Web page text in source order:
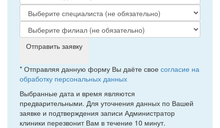
Отправить заявку
* Отправляя данную форму Вы даёте свое согласие на
обработку персональных данных
Выбранные дата и время являются
предварительными. Для уточнения данных по Вашей
заявке и подтверждения записи Администратор
клиники перезвонит Вам в течение 10 минут.